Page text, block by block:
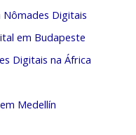
Nômades Digitais
em Budapeste
Digitais na África
Medellín